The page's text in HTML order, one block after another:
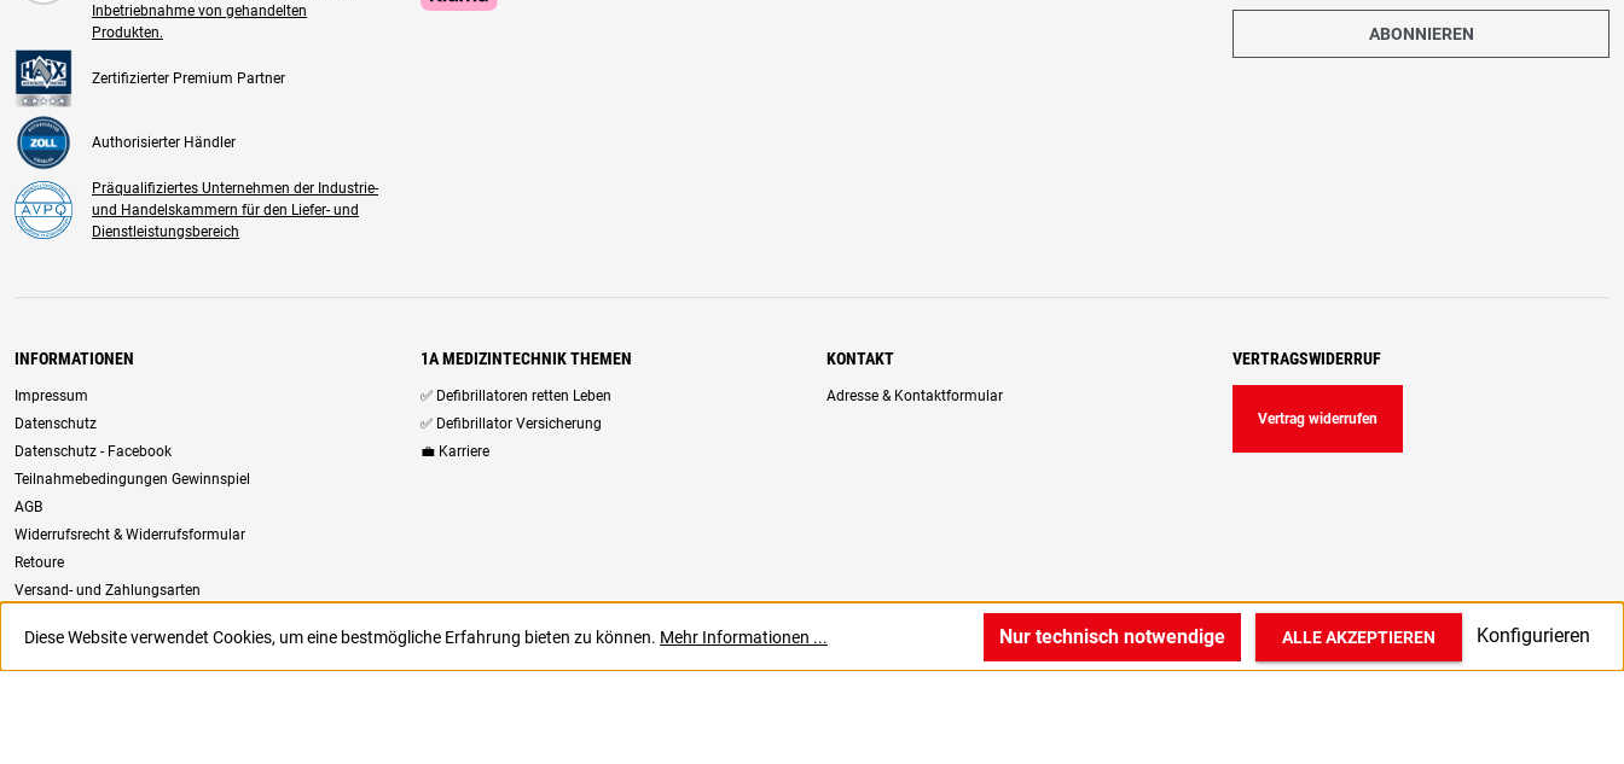
Inbetriebnahme von gehandelten
Produkten.
Zertifizierter Premium Partner
Authorisierter Händler
Präqualifiziertes Unternehmen der Industrie-
und Handelskammern für den Liefer- und
Dienstleistungsbereich
ABONNIEREN
INFORMATIONEN
Impressum
Datenschutz
Datenschutz - Facebook
Teilnahmebedingungen Gewinnspiel
AGB
Widerrufsrecht & Widerrufsformular
Retoure
Versand- und Zahlungsarten
1A MEDIZINTECHNIK THEMEN
✅ Defibrillatoren retten Leben
✅ Defibrillator Versicherung
💼 Karriere
KONTAKT
Adresse & Kontaktformular
VERTRAGSWIDERRUF
Vertrag widerrufen
Diese Website verwendet Cookies, um eine bestmögliche Erfahrung bieten zu können. Mehr Informationen ... Nur technisch notwendige Konfigurieren
ALLE AKZEPTIEREN